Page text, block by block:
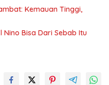
Kemauan Tinggi,
Nino Bisa Dari Sebab Itu